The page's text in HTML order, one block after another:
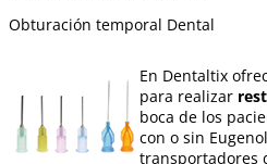
Obturación temporal Dental
En Dentaltix
para realizar
boca de los
con o sin
transportadores